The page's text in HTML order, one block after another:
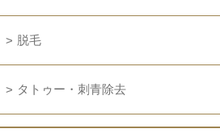
脱毛
タトゥー・刺青除去